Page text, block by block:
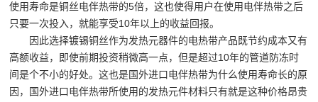
使用寿命是铜丝电伴热带的5倍，这也使得用户在使用电伴热带之后
只要一次投入，就能享受10年以上的收益回报。
因此选择镀锡铜丝作为发热元器件的电热带产品既节约成本又有
高额收益，即使前期投资稍微高一点，但是超过10年的管道防冻时
间是个不小的好处。这也是国外进口电伴热带为什么使用寿命长的原
因，国外进口电伴热带所使用的发热元件材料只有就是这种价格昂贵